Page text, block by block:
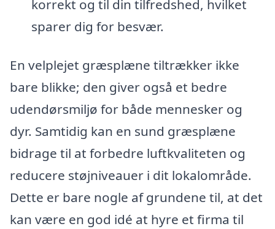
korrekt og til din tilfredshed, hvilket
sparer dig for besvær.
En velplejet græsplæne tiltrækker ikke
bare blikke; den giver også et bedre
udendørsmiljø for både mennesker og
dyr. Samtidig kan en sund græsplæne
bidrage til at forbedre luftkvaliteten og
reducere støjniveauer i dit lokalområde.
Dette er bare nogle af grundene til, at det
kan være en god idé at hyre et firma til